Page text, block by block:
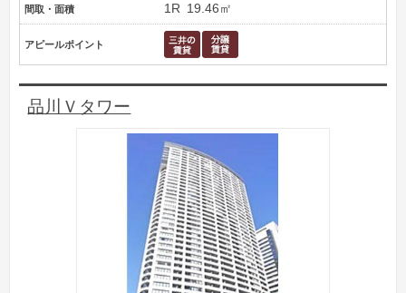
間取・面積 1R 19.46㎡
アピールポイント
品川Ｖタワー